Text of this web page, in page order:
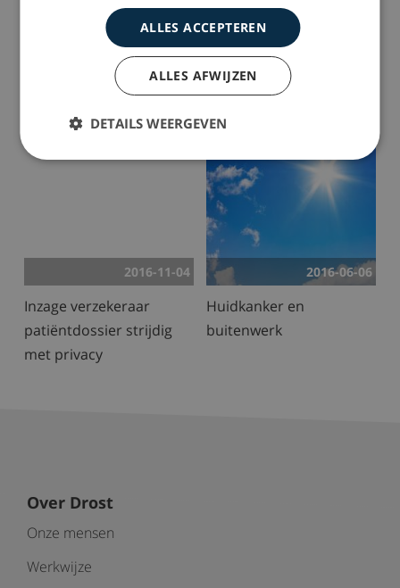
2019-04-11
‘Patiënt baas medisch
Politie aansprakelijk
schietpartij Alphen
2016-11-04
Inzage verzekeraar
patiëntdossier strijdig
met privacy
2016-06-06
Huidkanker en
buitenwerk
Over Drost
Onze mensen
Werkwijze
ALLES ACCEPTEREN
ALLES AFWIJZEN
DETAILS WEERGEVEN